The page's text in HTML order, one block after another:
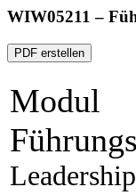
WIW05211 –
PDF erstellen
Modul